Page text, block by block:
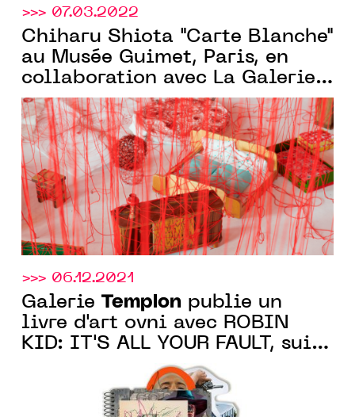
>>> 07.03.2022
Chiharu Shiota "Carte Blanche"
au Musée Guimet, Paris, en
collaboration avec La Galerie
Templon, du 16.03 au 06.06.22
>>> 06.12.2021
Galerie Templon publie un
livre d'art ovni avec ROBIN
KID: IT'S ALL YOUR FAULT, suite
à l'exposition éponyme de
l'artiste à la galerie